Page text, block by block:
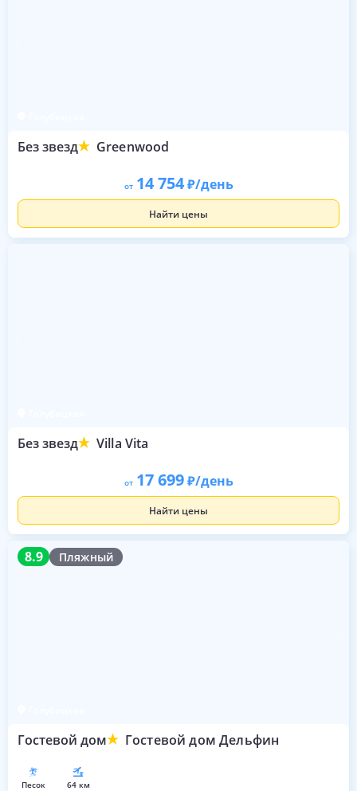
Без звезд Greenwood
от 14 754 /день
Найти цены
Без звезд Villa Vita
от 17 699 /день
Найти цены
8.9 Пляжный
Гостевой дом Гостевой дом Дельфин
8.9
песок 64 км